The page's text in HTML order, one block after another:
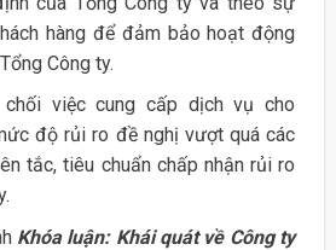
hàng để đảm bảo hoạt động
Công ty.
việc cung cấp dịch vụ cho
độ rủi ro đề nghị vượt quá các
tắc, tiêu chuẩn chấp nhận rủi ro
Khóa luận: Khái quát về Công ty